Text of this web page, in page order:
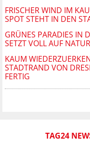
FRISCHER WIND IM
SPOT STEHT IN DEN
GRÜNES PARADIES IN
SETZT VOLL AUF NATUR
KAUM
STADTRAND VON
FERTIG
TAG24